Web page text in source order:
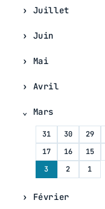
Juillet
Juin
Mai
Avril
Mars
31 30 29
17
16 15
3
2 1
Février